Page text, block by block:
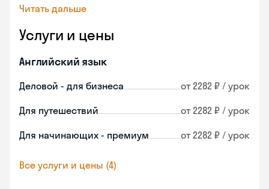
Читать дальше
Услуги и цены
Английский язык
Деловой - для бизнеса от 2282 ₽ / урок
Для путешествий от 2282 ₽ / урок
Для начинающих - премиум от 2282 ₽ / урок
Все услуги и цены (4)